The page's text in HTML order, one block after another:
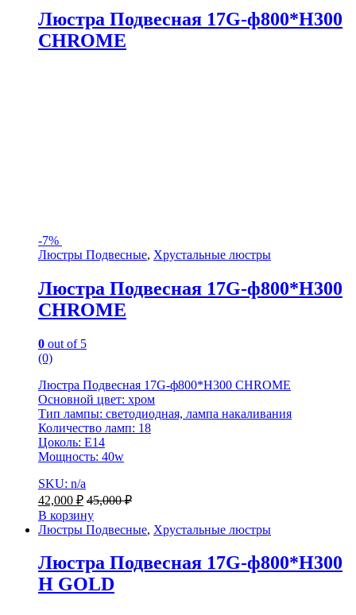
Люстра Подвесная 17G-ф800*H300
CHROME
-7%
Люстры Подвесные, Хрустальные люстры
Люстра Подвесная 17G-ф800*H300
CHROME
0 out of 5
(0)
Люстра Подвесная 17G-ф800*H300 CHROME
Основной цвет: хром
Тип лампы: светодиодная, лампа накаливания
Количество ламп: 18
Цоколь: E14
Мощность: 40w
SKU: n/a
42,000 ₽ 45,000₽
В корзину
Люстры Подвесные, Хрустальные люстры
Люстра Подвесная 17G-ф800*H300
H GOLD